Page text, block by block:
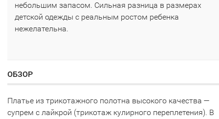
небольшим запасом. Сильная разница в размерах
детской одежды с реальным ростом ребенка
нежелательна.
ОБЗОР
Платье из трикотажного полотна высокого качества —
супрем с лайкрой (трикотаж кулирного переплетения). В